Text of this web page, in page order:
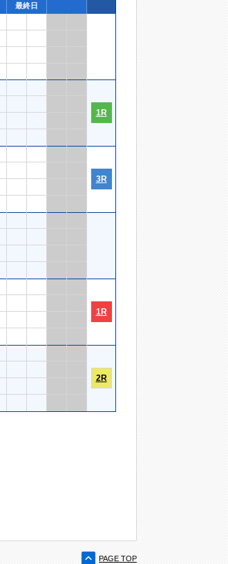
最終日
1R
3R
1R
2R
PAGE TOP